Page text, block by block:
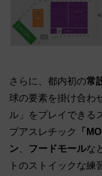
さらに、都内初の常
球の要素を掛け合わ
ル」をプレイできる
プアスレチック
「
ン
フードモールな
トのストイックな練